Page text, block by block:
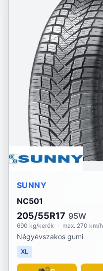
SUNNY
NC501
205/55R17 95W
690 kg/kerék · max. 270 km/h
Négyévszakos gumi
XL